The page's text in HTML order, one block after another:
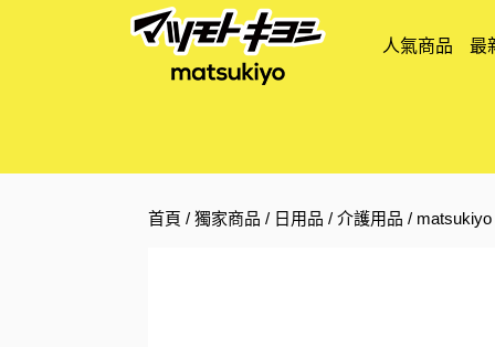
人氣商品 最
首頁 /獨家商品 / 日用品 /介護用品 /